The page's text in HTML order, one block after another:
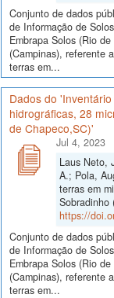
Conjunto de dados
de Informação de
Embrapa Solos (Rio
(Campinas), referente
terras em...
Dados do
hidrográficas, 28
de Chapeco,SC)'
Jul 4, 2023
Laus Neto,
A.; Pola,
terras em
Sobradinho
https://
Conjunto de dados
de Informação de
Embrapa Solos (Rio
(Campinas), referente
terras em...